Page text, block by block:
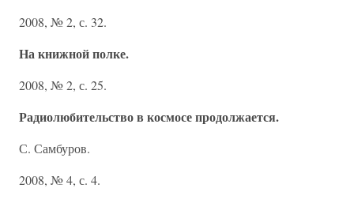
2008, № 2, с. 32.
На книжной полке.
2008, № 2, с. 25.
Радиолюбительство в космосе продолжается.
С. Самбуров.
2008, № 4, с. 4.